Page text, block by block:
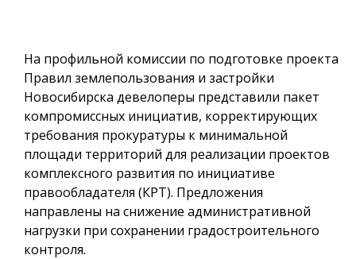
На профильной комиссии по подготовке проекта
Правил землепользования и застройки
Новосибирска девелоперы представили пакет
компромиссных инициатив, корректирующих
требования прокуратуры к минимальной
площади территорий для реализации проектов
комплексного развития по инициативе
правообладателя (КРТ). Предложения
направлены на снижение административной
нагрузки при сохранении градостроительного
контроля.